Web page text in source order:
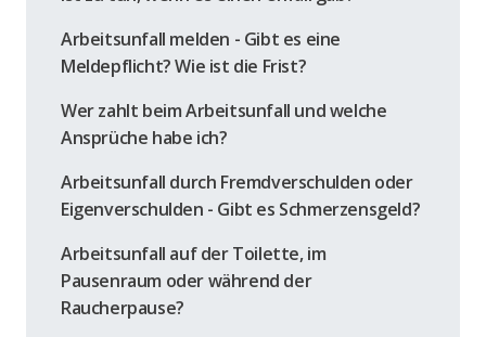
Arbeitsunfall melden - Gibt es eine
Meldepflicht? Wie ist die Frist?
Wer zahlt beim Arbeitsunfall und welche
Ansprüche habe ich?
Arbeitsunfall durch Fremdverschulden oder
Eigenverschulden - Gibt es Schmerzensgeld?
Arbeitsunfall auf der Toilette, im
Pausenraum oder während der
Raucherpause?